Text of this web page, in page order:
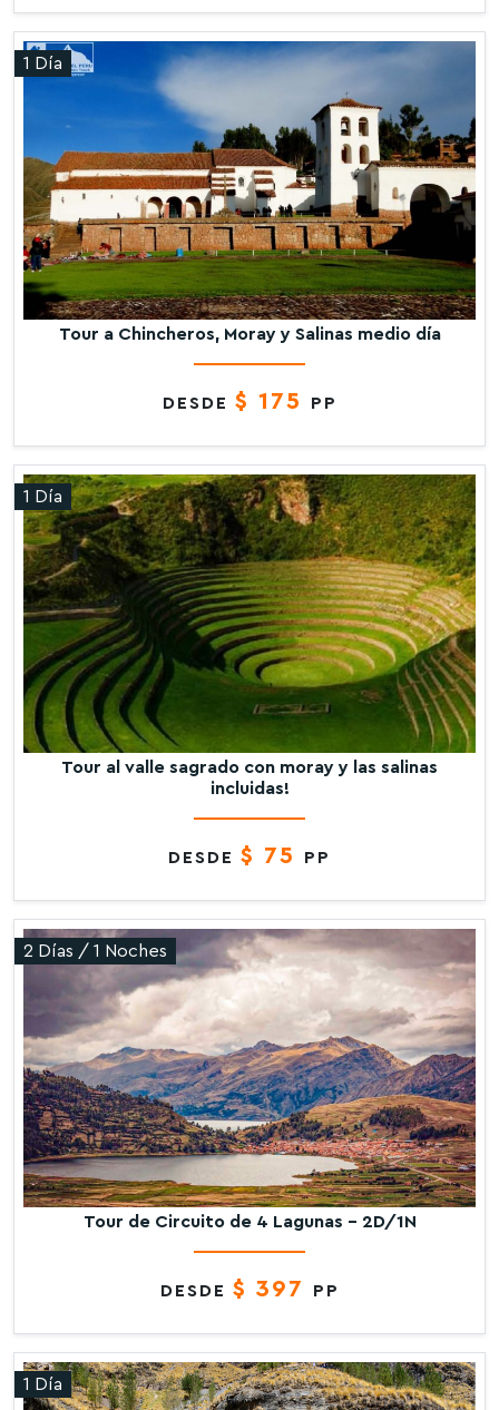
1 Día
Tour a Chincheros, Moray y Salinas medio día
DESDE $ 175 PP
1 Día
Tour al valle sagrado con moray y las salinas
incluidas!
DESDE $ 75 PP
2 Días / 1 Noches
Tour de Circuito de 4 Lagunas – 2D/1N
DESDE $ 397 PP
1 Día